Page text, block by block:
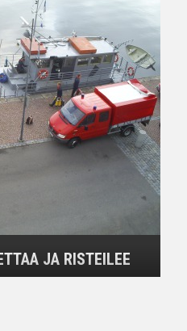
JA RISTEILEE